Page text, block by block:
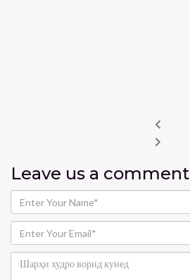
Leave us a comment